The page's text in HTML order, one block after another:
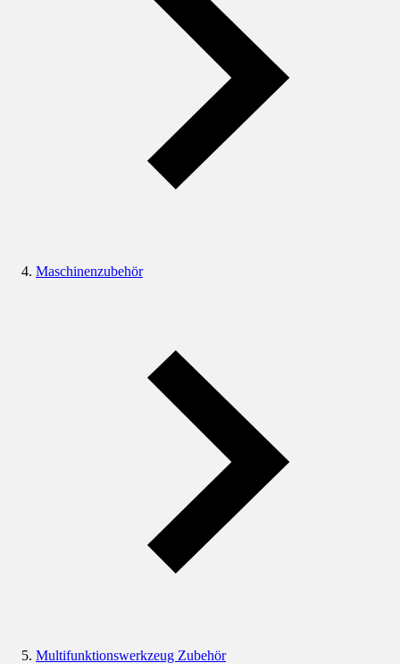
Maschinenzubehör
Multifunktionswerkzeug Zubehör